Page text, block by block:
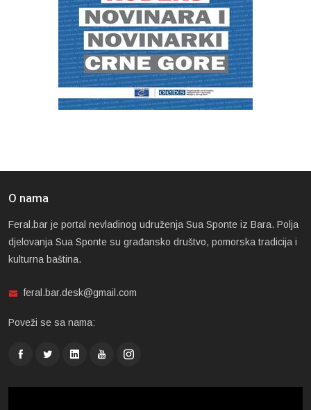
O nama
Feral.bar je portal nevladinog udruženja Sua Sponte iz Bara. Polja
djelovanja Sua Sponte su građansko društvo, pomorska tradicija i
kulturna baština.
feral.bar.desk@gmail.com
Poveži se sa nama: